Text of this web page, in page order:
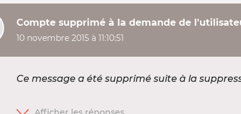
Compte supprimé à la demande de
10 novembre 2015 à 11:10:51
Ce message a été supprimé suite à la